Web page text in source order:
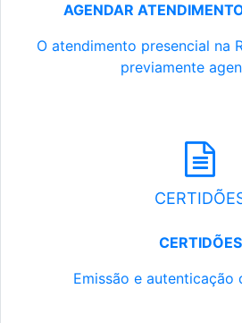
AGENDAR
O atendimento presencial na
previamente
CERTIDÕES
Emissão e autenticação